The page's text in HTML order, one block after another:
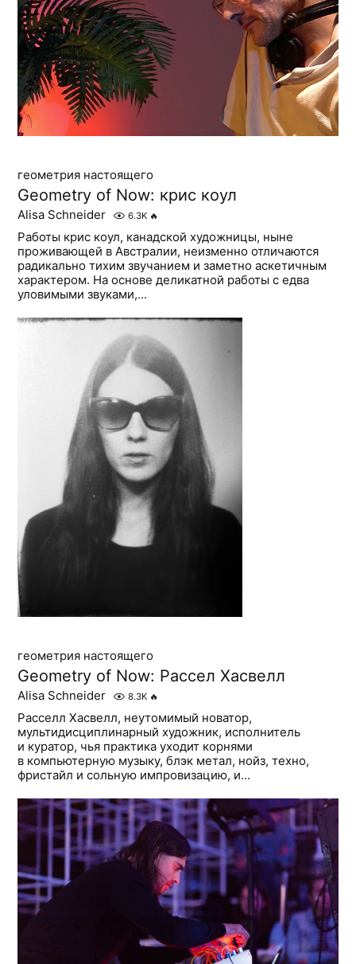
геометрия настоящего
Geometry of Now: крис коул
Alisa Schneider 6.3K 🔥
Работы крис коул, канадской художницы, ныне
проживающей в Австралии, неизменно отличаются
радикально тихим звучанием и заметно аскетичным
характером. На основе деликатной работы с едва
уловимыми звуками,...
геометрия настоящего
Geometry of Now: Рассел Хасвелл
Alisa Schneider 8.3K 🔥
Расселл Хасвелл, неутомимый новатор,
мультидисциплинарный художник, исполнитель
и куратор, чья практика уходит корнями
в компьютерную музыку, блэк метал, нойз, техно,
фристайл и сольную импровизацию, и...